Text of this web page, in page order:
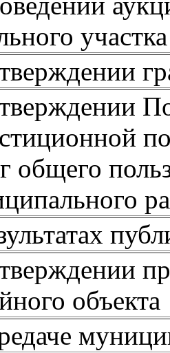
общего
объекта